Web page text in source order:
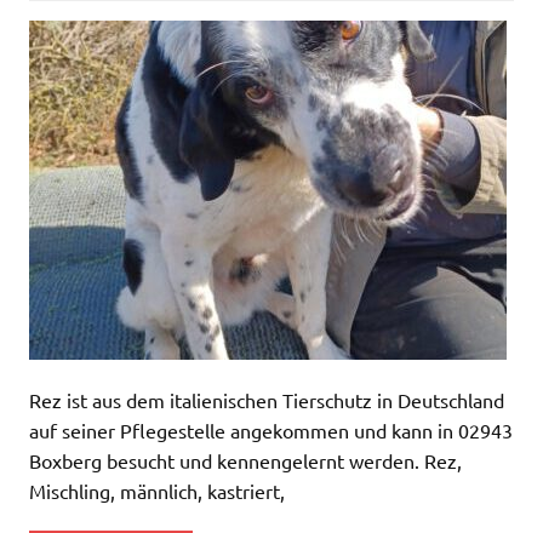
Rez ist aus dem italienischen Tierschutz in Deutschland
auf seiner Pflegestelle angekommen und kann in 02943
Boxberg besucht und kennengelernt werden. Rez,
Mischling, männlich, kastriert,